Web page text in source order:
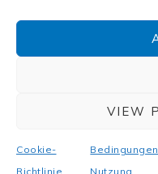
VIEW
Cookie-
Richtlinie
Nutzung
Copyright ©
veröffentlicht.
Warenzeichen,